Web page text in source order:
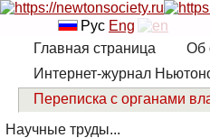
Рус Eng
Главная страница
Об
Интернет-журнал
Переписка с органами
Научные труды...